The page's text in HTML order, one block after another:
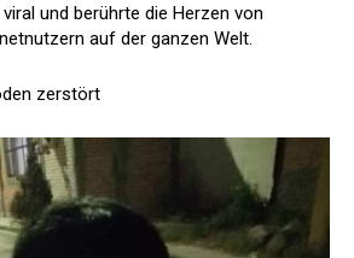
und berührte die Herzen von
auf der ganzen Welt.
zerstört